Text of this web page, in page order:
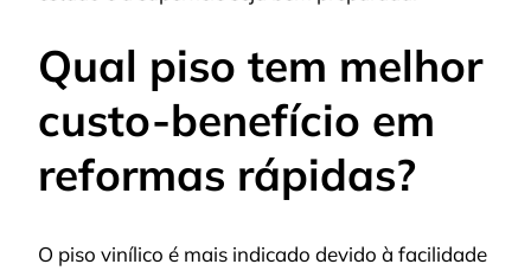
Qual piso tem melhor
custo-benefício em
reformas rápidas?
O piso vinílico é mais indicado devido à facilidade